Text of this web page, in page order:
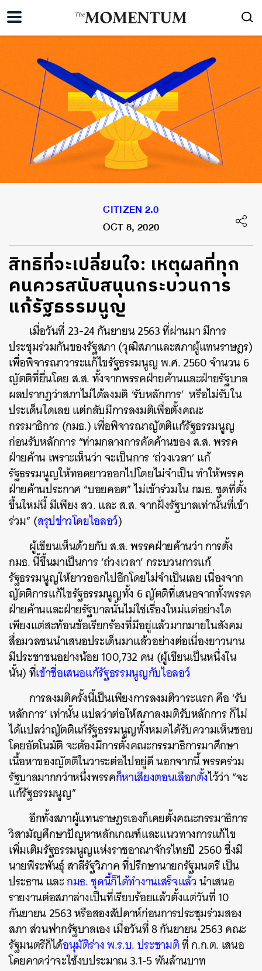
CITIZEN 2.0
OCT 8, 2020
สิทธิที่จะเปลี่ยนใจ: เหตุผลที่ทุก
คนควรสนับสนุนกระบวนการ
แก้รัฐธรรมนูญ
เมื่อวันที่ 23-24กันยายน2563ที่ผ่านมามีการ
ประชุมร่วมกันของรัฐสภา(วุฒิสภาและสภาผู้แทนราษฎร)
เพื่อพิจารณาวาระแก้ไขรัฐธรรมนูญพ.ศ. 2560จำนวน6
ญัตติที่ยื่นโดยส.ส.ทั้งจากพรรคฝ่ายค้านและฝ่ายรัฐบาล
ผลปรากฎว่าสภาไม่ได้ลงมติ ‘รับหลักการ’หรือไม่รับใน
ประเด็นใดเลยแต่กลับมีการลงมติเพื่อตั้งคณะ
กรรมาธิการ(กมธ.)เพื่อพิจารณาญัตติแก้รัฐธรรมนูญ
ก่อนรับหลักการ“ท่ามกลางการคัดค้านของส.ส.พรรค
ฝ่ายค้านเพราะเห็นว่าจะเป็นการ‘ถ่วงเวลา’แก้
รัฐธรรมนูญให้ทอดยาวออกไปโดยไม่จำเป็นทำให้พรรค
ฝ่ายค้านประกาศ“บอยคอต”ไม่เข้าร่วมในกมธ.ชุดที่ตั้ง
ขึ้นใหม่นี้มีเพียงสว.และส.ส.จากฝั่งรัฐบาลเท่านั้นที่เข้า
ร่วม” (สรุปข่าวโดยไอลอว์)
ผู้เขียนเห็นด้วยกับส.ส.พรรคฝ่ายค้านว่าการตั้ง
กมธ.นี้ขึ้นมาเป็นการ‘ถ่วงเวลา’กระบวนการแก้
รัฐธรรมนูญให้ยาวออกไปอีกโดยไม่จำเป็นเลยเนื่องจาก
ญัตติการแก้ไขรัฐธรรมนูญทั้ง 6ญัตติที่เสนอจากทั้งพรรค
ฝ่ายค้านและฝ่ายรัฐบาลนั้นไม่ใช่เรื่องใหม่แต่อย่างใด
เพียงแต่สะท้อนข้อเรียกร้องที่มีอยู่แล้วมากมายในสังคม
สื่อมวลชนนำเสนอประเด็นมาแล้วอย่างต่อเนื่องยาวนาน
มีประชาชนอย่างน้อย100,732คน(ผู้เขียนเป็นหนึ่งใน
นั้น)ที่เข้าชื่อเสนอแก้รัฐธรรมนูญกับไอลอว์
การลงมติครั้งนี้เป็นเพียงการลงมติวาระแรกคือ‘รับ
หลักการ’เท่านั้นแปลว่าต่อให้สภาลงมติรับหลักการก็ไม่
ได้แปลว่าญัตติแก้รัฐธรรมนูญทั้งหมดได้รับความเห็นชอบ
โดยอัตโนมัติจะต้องมีการตั้งคณะกรรมาธิการมาศึกษา
เนื้อหาของญัตติในวาระต่อไปอยู่ดีนอกจากนี้พรรคร่วม
รัฐบาลมากกว่าหนึ่งพรรคก็หาเสียงตอนเลือกตั้งไว้ว่า“จะ
แก้รัฐธรรมนูญ”
อีกทั้งสภาผู้แทนราษฎรเองก็เคยตั้งคณะกรรมาธิการ
วิสามัญศึกษาปัญหาหลักเกณฑ์และแนวทางการแก้ไข
เพิ่มเติมรัฐธรรมนูญแห่งราชอาณาจักรไทยปี 2560ซึ่งมี
นายพีระพันธุ์สาลีรัฐวิภาคที่ปรึกษานายกรัฐมนตรีเป็น
ประธานและกมธ.ชุดนี้ก็ได้ทำงานเสร็จแล้วนำเสนอ
รายงานต่อสภาล่างเป็นที่เรียบร้อยแล้วตั้งแต่วันที่10
กันยายน2563หรือสองสัปดาห์ก่อนการประชุมร่วมสอง
สภาส่วนฟากรัฐบาลเองเมื่อวันที่8กันยายน2563คณะ
รัฐมนตรีก็ได้อนุมัติร่างพ.ร.บ.ประชามติที่ก.ก.ต. เสนอ
โดยคาดว่าจะใช้งบประมาณ3.1-5พันล้านบาท